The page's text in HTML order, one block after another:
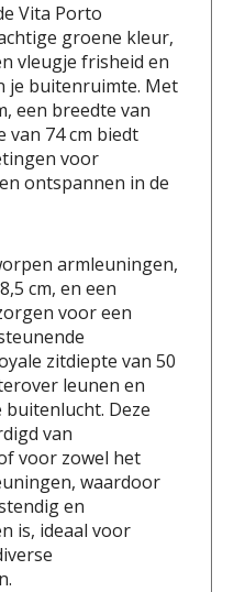
Vita Porto
groene kleur,
vleugje frisheid en
je buitenruimte. Met
een breedte van
van 74 cm biedt
voor
ontspannen in de
armleuningen,
cm, en een
voor een
zitdiepte van 50
leunen en
Deze
van
voor zowel het
waardoor
en
is, ideaal voor